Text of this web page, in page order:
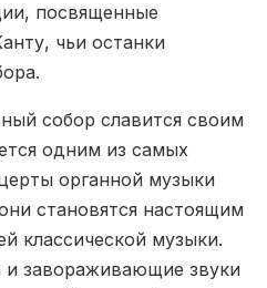
посвященные
чьи останки
собор славится своим
одним из самых
органной музыки
становятся настоящим
классической музыки.
и завораживающие звуки